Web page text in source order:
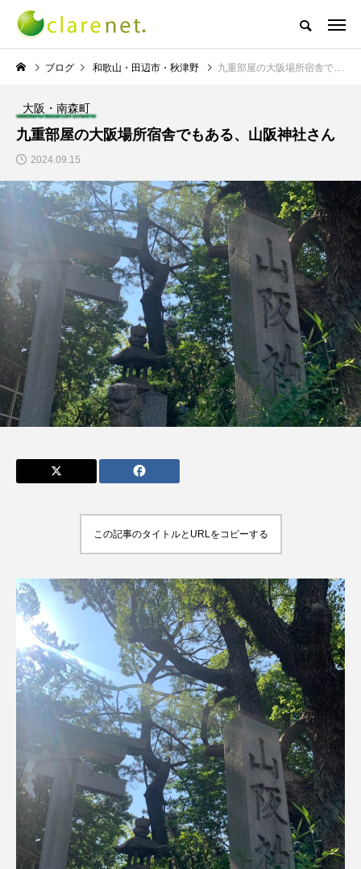
株式会社クレアネットの代表取締役ブログ
NEW POST
TECH BLOG
エレベーター広告とか
言うのか何なのか
admin
2026.04.10
W杯の優勝を目指す日
本代表と目標設定
admin
2026.07.17
ブログ 和歌山・田辺市・秋津野 九重部屋の大阪場所宿舎でもある、山阪神社さん
大阪・南森町
九重部屋の大阪場所宿舎でもある、山阪神社さん
2024.09.15
この記事のタイトルとURLをコピーする